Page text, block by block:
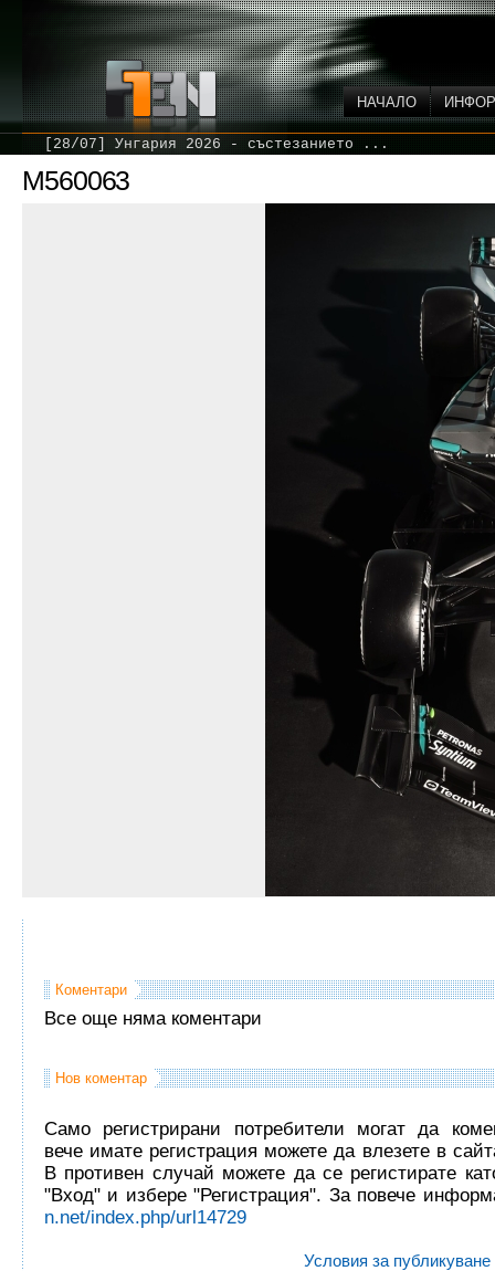
НАЧАЛО
[28/07] Унгария 2026 - състезанието ...
M560063
Коментари
Все още няма коментари
Нов коментар
Само регистрирани потребители могат да
вече имате регистрация можете да влезете в
В противен случай можете да се регистирате
"Вход" и избере "Регистрация". За повече
n.net/index.php/url14729
Условия за